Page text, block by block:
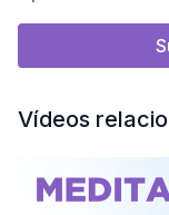
de pánico o estrés
Vídeos